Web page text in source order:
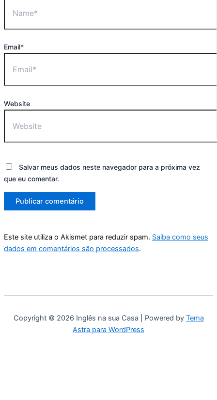
Email*
Website
Salvar meus dados neste navegador para a próxima vez
que eu comentar.
Este site utiliza o Akismet para reduzir spam. Saiba como seus
dados em comentários são processados.
Copyright © 2026 Inglês na sua Casa | Powered by Tema
Astra para WordPress